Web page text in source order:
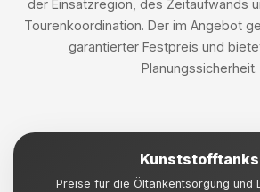
der Einsatzregion, des Zeitaufwands
Tourenkoordination. Der im Angebot
garantierter Festpreis und
Planungssicherheit.
Kunststofftanks
Preise für die Öltankentsorgung und